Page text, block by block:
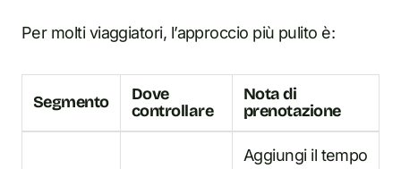
Per molti viaggiatori, l’approccio più pulito è:
Segmento
Dove
controllare
Nota di
prenotazione
Aggiungi il tempo